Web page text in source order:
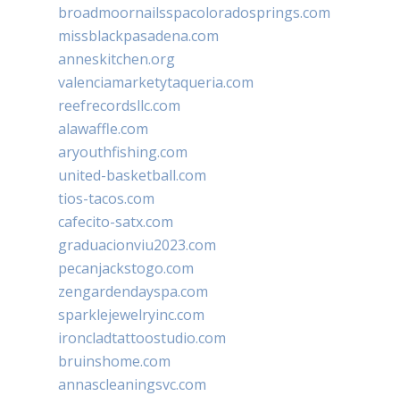
broadmoornailsspacoloradosprings.com
missblackpasadena.com
anneskitchen.org
valenciamarketytaqueria.com
reefrecordsllc.com
alawaffle.com
aryouthfishing.com
united-basketball.com
tios-tacos.com
cafecito-satx.com
graduacionviu2023.com
pecanjackstogo.com
zengardendayspa.com
sparklejewelryinc.com
ironcladtattoostudio.com
bruinshome.com
annascleaningsvc.com